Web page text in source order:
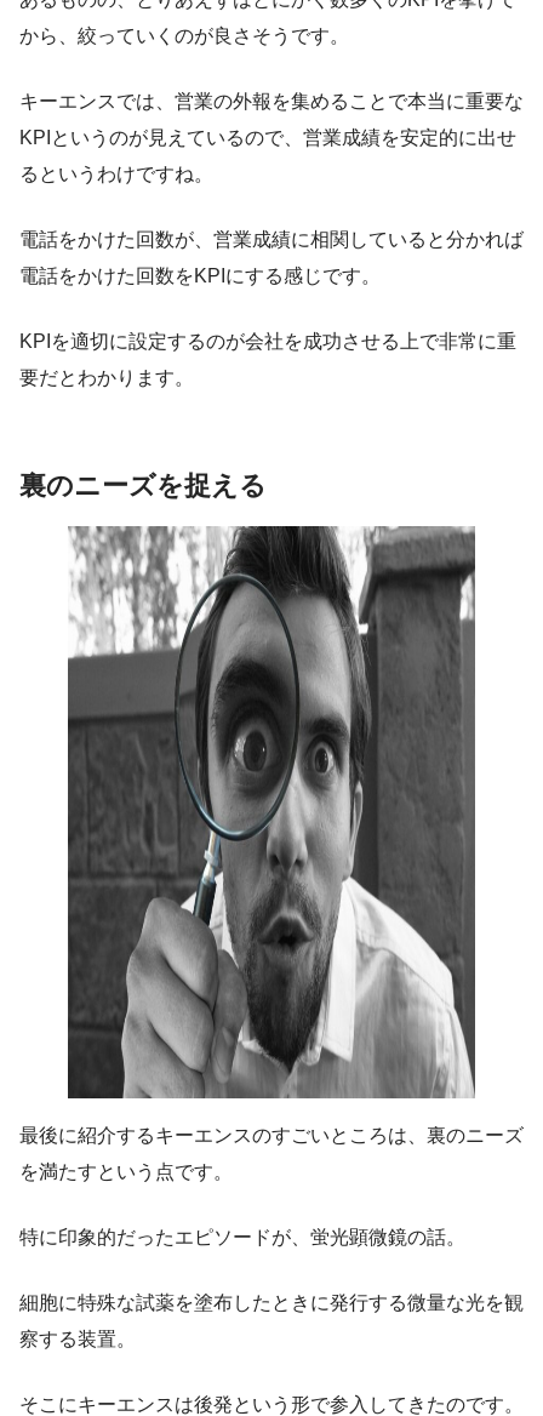
から、絞っていくのが良さそうです。
キーエンスでは、営業の外報を集めることで本当に重要な
KPIというのが見えているので、営業成績を安定的に出せ
るというわけですね。
電話をかけた回数が、営業成績に相関していると分かれば
電話をかけた回数をKPIにする感じです。
KPIを適切に設定するのが会社を成功させる上で非常に重
要だとわかります。
裏のニーズを捉える
最後に紹介するキーエンスのすごいところは、裏のニーズ
を満たすという点です。
特に印象的だったエピソードが、蛍光顕微鏡の話。
細胞に特殊な試薬を塗布したときに発行する微量な光を観
察する装置。
そこにキーエンスは後発という形で参入してきたのです。